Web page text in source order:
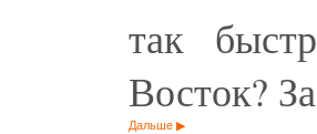
так
Восток?
Дальше